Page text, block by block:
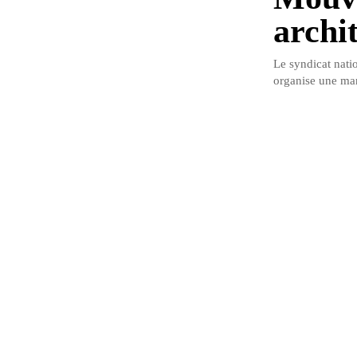
Le syndicat
organise une